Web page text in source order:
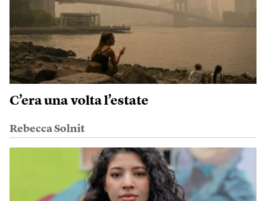
C’era una volta l’estate
Rebecca Solnit